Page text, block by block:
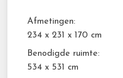
Afmetingen:
234 x 231 x 170 cm
Benodigde ruimte:
534 x 531 cm